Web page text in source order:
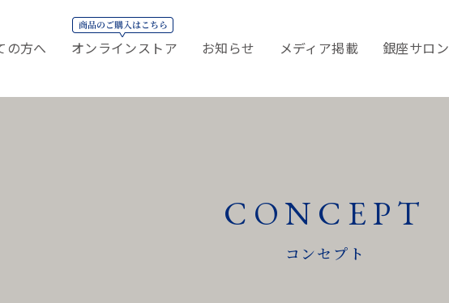
の方へ オンラインストア お知らせ メディア掲載 銀座サロン
CONCEPT
コンセプト